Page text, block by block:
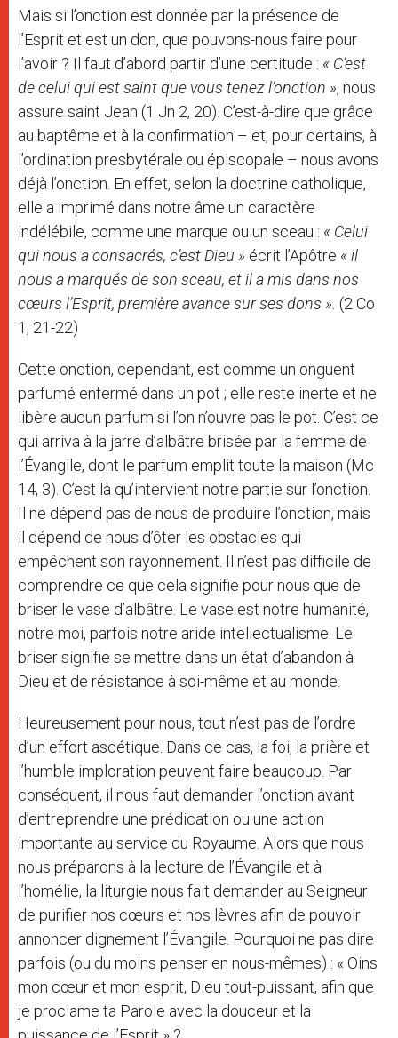
Mais si l’onction est donnée par la présence de
l’Esprit et est un don, que pouvons-nous faire pour
l’avoir ? Il faut d’abord partir d’une certitude : « C’est
de celui qui est saint que vous tenez l’onction », nous
assure saint Jean (1 Jn 2, 20). C’est-à-dire que grâce
au baptême et à la confirmation – et, pour certains, à
l’ordination presbytérale ou épiscopale – nous avons
déjà l’onction. En effet, selon la doctrine catholique,
elle a imprimé dans notre âme un caractère
indélébile, comme une marque ou un sceau : « Celui
qui nous a consacrés, c’est Dieu » écrit l’Apôtre « il
nous a marqués de son sceau, et il a mis dans nos
cœurs l’Esprit, première avance sur ses dons ». (2 Co
1, 21-22)
Cette onction, cependant, est comme un onguent
parfumé enfermé dans un pot ; elle reste inerte et ne
libère aucun parfum si l’on n’ouvre pas le pot. C’est ce
qui arriva à la jarre d’albâtre brisée par la femme de
l’Évangile, dont le parfum emplit toute la maison (Mc
14, 3). C’est là qu’intervient notre partie sur l’onction.
Il ne dépend pas de nous de produire l’onction, mais
il dépend de nous d’ôter les obstacles qui
empêchent son rayonnement. Il n’est pas difficile de
comprendre ce que cela signifie pour nous que de
briser le vase d’albâtre. Le vase est notre humanité,
notre moi, parfois notre aride intellectualisme. Le
briser signifie se mettre dans un état d’abandon à
Dieu et de résistance à soi-même et au monde.
Heureusement pour nous, tout n’est pas de l’ordre
d’un effort ascétique. Dans ce cas, la foi, la prière et
l’humble imploration peuvent faire beaucoup. Par
conséquent, il nous faut demander l’onction avant
d’entreprendre une prédication ou une action
importante au service du Royaume. Alors que nous
nous préparons à la lecture de l’Évangile et à
l’homélie, la liturgie nous fait demander au Seigneur
de purifier nos cœurs et nos lèvres afin de pouvoir
annoncer dignement l’Évangile. Pourquoi ne pas dire
parfois (ou du moins penser en nous-mêmes) : « Oins
mon cœur et mon esprit, Dieu tout-puissant, afin que
je proclame ta Parole avec la douceur et la